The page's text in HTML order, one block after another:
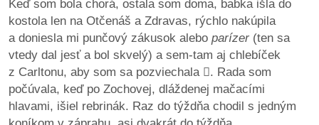
Keď som bola chorá, ostala som doma, babka išla do
kostola len na Otčenáš a Zdravas, rýchlo nakúpila
a doniesla mi punčový zákusok alebo parízer (ten sa
vtedy dal jesť a bol skvelý) a sem-tam aj chlebíček
z Carltonu, aby som sa pozviechala . Rada som
počúvala, keď po Zochovej, dláždenej mačacími
hlavami, išiel rebrinák. Raz do týždňa chodil s jedným